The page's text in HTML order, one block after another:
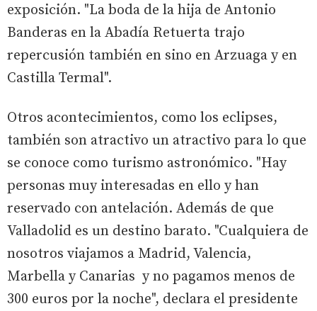
exposición. "La boda de la hija de Antonio
Banderas en la Abadía Retuerta trajo
repercusión también en sino en Arzuaga y en
Castilla Termal".
Otros acontecimientos, como los eclipses,
también son atractivo un atractivo para lo que
se conoce como turismo astronómico. "Hay
personas muy interesadas en ello y han
reservado con antelación. Además de que
Valladolid es un destino barato. "Cualquiera de
nosotros viajamos a Madrid, Valencia,
Marbella y Canarias y no pagamos menos de
300 euros por la noche", declara el presidente